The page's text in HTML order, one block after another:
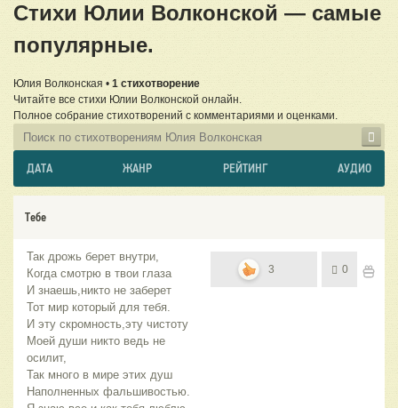
Стихи Юлии Волконской — самые
популярные.
Юлия Волконская • 1 стихотворение
Читайте все стихи Юлии Волконской онлайн.
Полное собрание стихотворений с комментариями и оценками.
ДАТА ЖАНР РЕЙТИНГ АУДИО
Тебе
Так дрожь берет внутри,
Когда смотрю в твои глаза
И знаешь,никто не заберет
Тот мир который для тебя.
И эту скромность,эту чистоту
Моей души никто ведь не
осилит,
Так много в мире этих душ
Наполненных фальшивостью.
3 0